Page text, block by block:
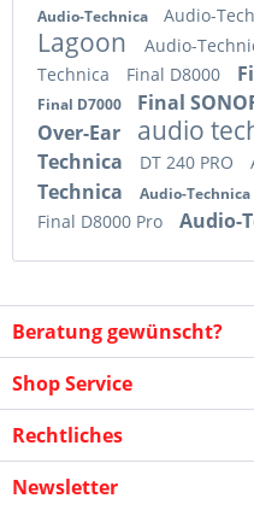
Audio-Technica Audio-
Lagoon Audio-
Technica
Final D8000
Final D7000
Final
Over-Ear audio
Technica
DT 240 PRO
Technica
Audio-Technica
Final D8000 Pro Audio-
Beratung gewünscht?
Shop Service
Rechtliches
Newsletter